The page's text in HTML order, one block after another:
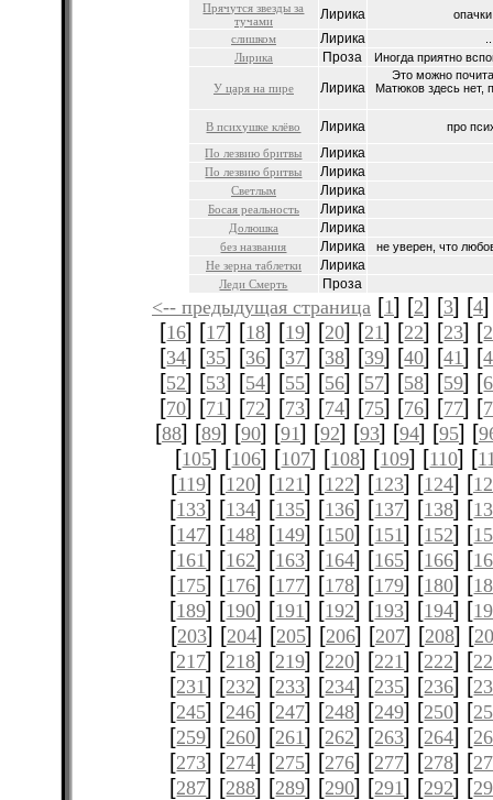
Прячутся звезды за
тучами
Лирика
слишком
Лирика
Лирика
Проза Иногда приятно
У царя на пире Лирика
Это можно
Матюков здесь нет,
В психушке клёво Лирика
про
По лезвию бритвы
Лирика
По лезвию бритвы Лирика
Светлым Лирика
Босая реальность Лирика
Долюшка Лирика
без названия Лирика
не уверен, что
Не зерна таблетки
Лирика
Леди Смерть Проза
<-- предыдущая страница [1] [2] [3] [4
[16] [17] [18] [19] [20] [21] [22] [23] [
[34] [35] [36] [37] [38] [39] [40] [41] [
[52] [53] [54] [55] [56] [57] [58] [59] [
[70] [71] [72] [73] [74] [75] [76] [77] [
[88] [89] [90] [91] [92] [93] [94] [95] [
[105] [106] [107] [108] [109] [110] [
[119] [120] [121] [122] [123] [124] [
[133] [134] [135] [136] [137] [138] [
[147] [148] [149] [150] [151] [152] [
[161] [162] [163] [164] [165] [166] [
[175] [176] [177] [178] [179] [180] [
[189] [190] [191] [192] [193] [194] [
[203] [204] [205] [206] [207] [208] [
[217] [218] [219] [220] [221] [222] [
[231] [232] [233] [234] [235] [236] [
[245] [246] [247] [248] [249] [250] [
[259] [260] [261] [262] [263] [264] [
[273] [274] [275] [276] [277] [278] [
[287] [288] [289] [290] [291] [292] [